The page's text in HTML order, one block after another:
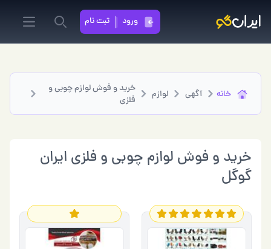
ورود
ثبت نام
menu
خانه آگهی لوازم
خرید و فوش لوازم چوبي و
فلزی
خرید و فوش لوازم چوبي و فلزی ایران
گوگل